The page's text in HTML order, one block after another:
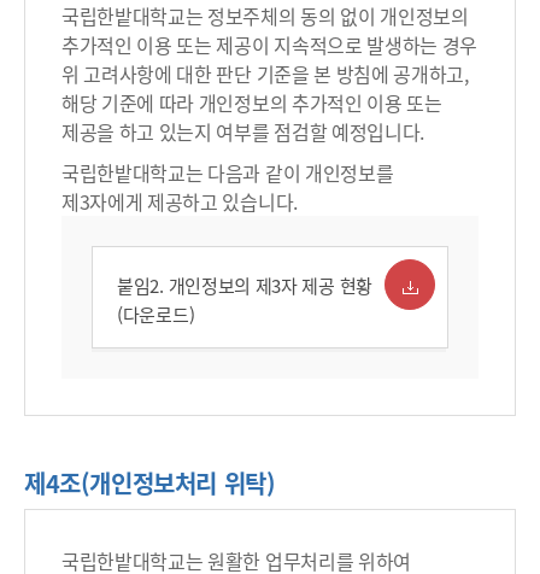
국립한밭대학교는 정보주체의 동의 없이 개인정보의
추가적인 이용 또는 제공이 지속적으로 발생하는 경우
위 고려사항에 대한 판단 기준을 본 방침에 공개하고,
해당 기준에 따라 개인정보의 추가적인 이용 또는
제공을 하고 있는지 여부를 점검할 예정입니다.
국립한밭대학교는 다음과 같이 개인정보를
제3자에게 제공하고 있습니다.
붙임2. 개인정보의 제3자 제공 현황
(다운로드)
제4조(개인정보처리 위탁)
국립한밭대학교는 원활한 업무처리를 위하여